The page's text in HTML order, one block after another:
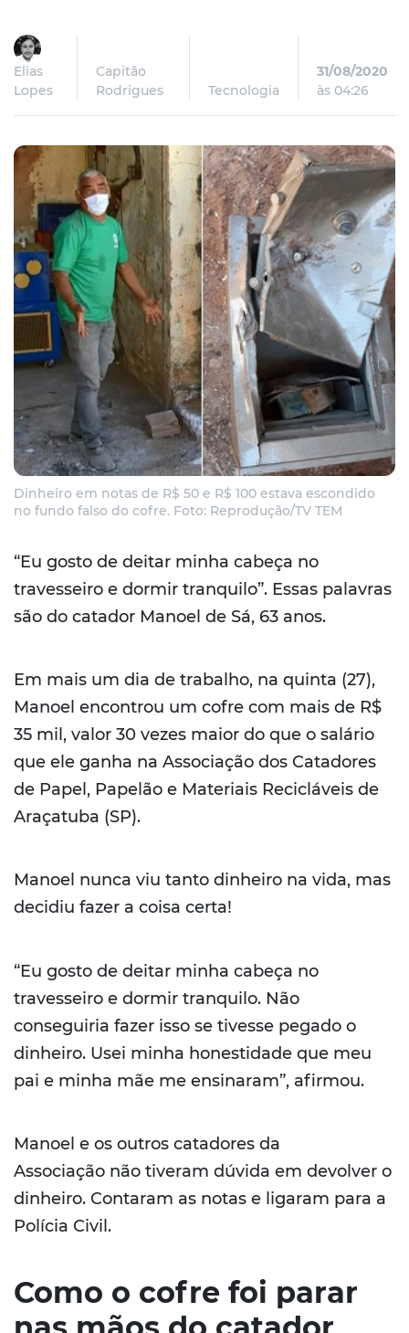
Elias
Lopes
Capitão
Rodrigues
Tecnologia
31/08/2020
às 04:26
Dinheiro em notas de R$ 50 e R$ 100 estava escondido
no fundo falso do cofre. Foto: Reprodução/TV TEM
“Eu gosto de deitar minha cabeça no
travesseiro e dormir tranquilo”. Essas palavras
são do catador Manoel de Sá, 63 anos.
Em mais um dia de trabalho, na quinta (27),
Manoel encontrou um cofre com mais de R$
35 mil, valor 30 vezes maior do que o salário
que ele ganha na Associação dos Catadores
de Papel, Papelão e Materiais Recicláveis de
Araçatuba (SP).
Manoel nunca viu tanto dinheiro na vida, mas
decidiu fazer a coisa certa!
“Eu gosto de deitar minha cabeça no
travesseiro e dormir tranquilo. Não
conseguiria fazer isso se tivesse pegado o
dinheiro. Usei minha honestidade que meu
pai e minha mãe me ensinaram”, afirmou.
Manoel e os outros catadores da
Associação não tiveram dúvida em devolver o
dinheiro. Contaram as notas e ligaram para a
Polícia Civil.
Como o cofre foi parar